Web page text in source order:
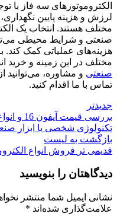
الکتروموتورهای سه فاز با
لرزش و هزینه پایین
مختلف هستند. انتخاب یک
صنعتی و شرایط محیطی
هزینه‌های عملیاتی کمک کند.
مختلف در این زمینه و خرید
صنعتی و مشاوره، می‌توانید
تماس با ما اقدام کنید.
جدیدتر
بررسی
تکنولوژی شخصی یا ابزار
بازگشت به لیست
قدیمی تر فروش انواع
دیدگاهتان را بنویسید
نشانی ایمیل شما منتشر
علامت‌گذاری شده‌اند *